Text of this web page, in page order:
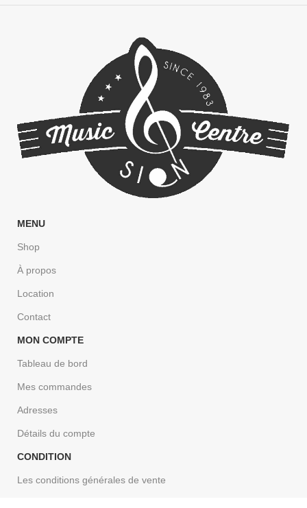
MENU
Shop
À propos
Location
Contact
MON COMPTE
Tableau de bord
Mes commandes
Adresses
Détails du compte
CONDITION
Les conditions générales de vente